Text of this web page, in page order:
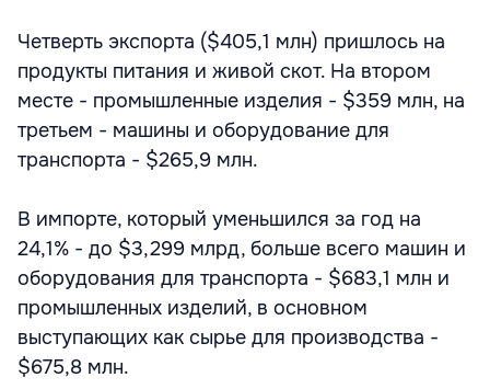
Четверть экспорта ($405,1 млн) пришлось на
продукты питания и живой скот. На втором
месте - промышленные изделия - $359 млн, на
третьем - машины и оборудование для
транспорта - $265,9 млн.
В импорте, который уменьшился за год на
24,1% - до $3,299 млрд, больше всего машин и
оборудования для транспорта - $683,1 млн и
промышленных изделий, в основном
выступающих как сырье для производства -
$675,8 млн.